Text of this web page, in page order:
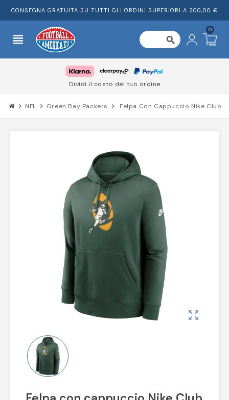
CONSEGNA GRATUITA SU TUTTI GLI ORDINI SUPERIORI A 200,00 €
view_headline search
0
Dividi il costo del tuo ordine
chevron_right NFL chevron_right Green Bay Packers chevron_right Felpa Con Cappuccio Nike Club
zoom_out_map